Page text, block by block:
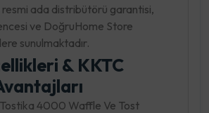
resmi ada distribütörü garantisi,
ve DoğruHome Store
sunulmaktadır.
& KKTC
Tostika 4000 Waffle Ve Tost